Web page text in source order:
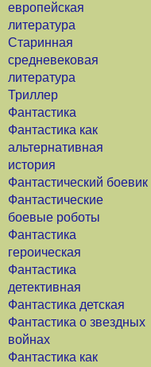
европейская
литература
Старинная
средневековая
литература
Триллер
Фантастика
Фантастика как
альтернативная
история
Фантастический боевик
Фантастические
боевые роботы
Фантастика
героическая
Фантастика
детективная
Фантастика детская
Фантастика о звездных
войнах
Фантастика как